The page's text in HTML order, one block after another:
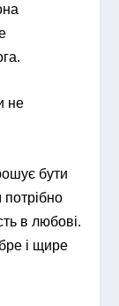
не
бути
в любові.
і щире